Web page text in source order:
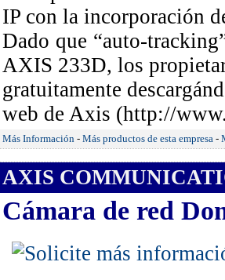
IP con la incorporación
Dado que “auto-
AXIS 233D, los
gratuitamente
web de Axis (http://
Más Información - Más productos de esta empresa -
AXIS
Cámara de red